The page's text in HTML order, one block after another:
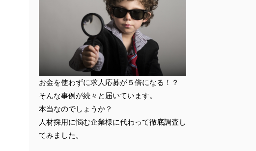
お金を使わずに求人応募が５倍になる！？
そんな事例が続々と届いています。
本当なのでしょうか？
人材採用に悩む企業様に代わって徹底調査し
てみました。